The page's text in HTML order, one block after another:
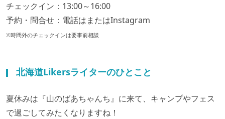
チェックイン：13:00～16:00
予約・問合せ：電話はまたはInstagram
※時間外のチェックインは要事前相談
北海道Likersライターのひとこと
夏休みは『山のばあちゃんち』に来て、キャンプやフェス
で過ごしてみたくなりますね！